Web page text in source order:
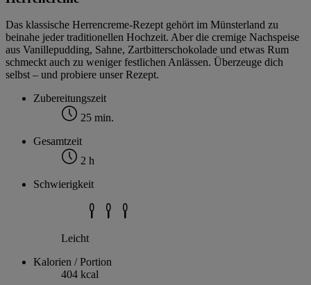
Das klassische Herrencreme-Rezept gehört im Münsterland zu
beinahe jeder traditionellen Hochzeit. Aber die cremige Nachspeise
aus Vanillepudding, Sahne, Zartbitterschokolade und etwas Rum
schmeckt auch zu weniger festlichen Anlässen. Überzeuge dich
selbst – und probiere unser Rezept.
Zubereitungszeit
25 min.
Gesamtzeit
2 h
Schwierigkeit
Leicht
Kalorien / Portion
404 kcal